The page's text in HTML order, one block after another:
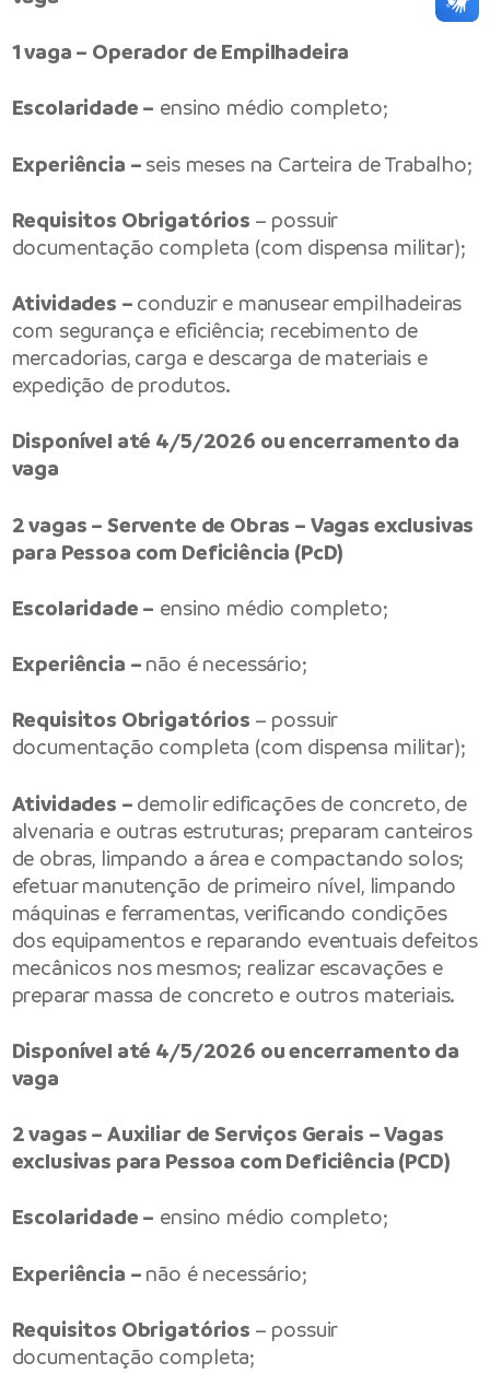
1 vaga – Operador de Empilhadeira
Escolaridade – ensino médio completo;
Experiência – seis meses na Carteira de Trabalho;
Requisitos Obrigatórios – possuir
documentação completa (com dispensa militar);
Atividades – conduzir e manusear empilhadeiras
com segurança e eficiência; recebimento de
mercadorias, carga e descarga de materiais e
expedição de produtos.
Disponível até 4/5/2026 ou encerramento da
vaga
2 vagas – Servente de Obras – Vagas exclusivas
para Pessoa com Deficiência (PcD)
Escolaridade – ensino médio completo;
Experiência – não é necessário;
Requisitos Obrigatórios – possuir
documentação completa (com dispensa militar);
Atividades – demolir edificações de concreto, de
alvenaria e outras estruturas; preparam canteiros
de obras, limpando a área e compactando solos;
efetuar manutenção de primeiro nível, limpando
máquinas e ferramentas, verificando condições
dos equipamentos e reparando eventuais defeitos
mecânicos nos mesmos; realizar escavações e
preparar massa de concreto e outros materiais.
Disponível até 4/5/2026 ou encerramento da
vaga
2 vagas – Auxiliar de Serviços Gerais – Vagas
exclusivas para Pessoa com Deficiência (PCD)
Escolaridade – ensino médio completo;
Experiência – não é necessário;
Requisitos Obrigatórios – possuir
documentação completa;